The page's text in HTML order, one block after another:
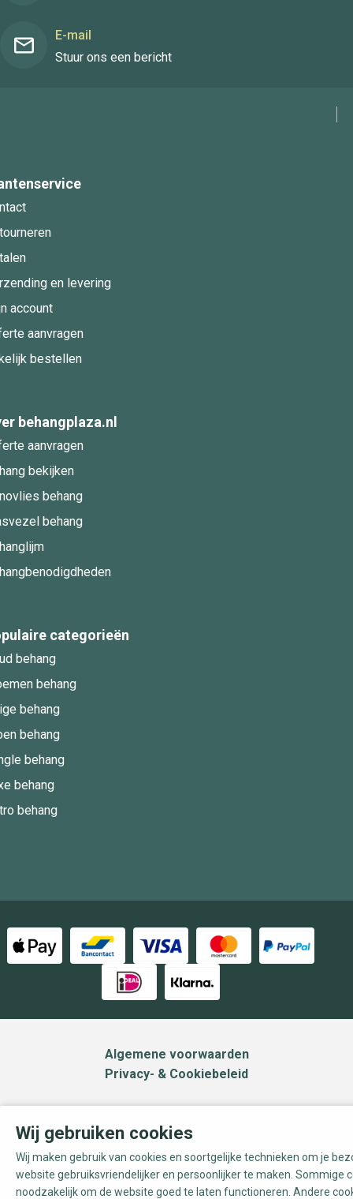
E-mail
Stuur ons een bericht
en levering
account
aanvragen
bestellen
behangplaza.nl
aanvragen
bekijken
behang
behang
categorieën
behang
behang
behang
behang
behang
behang
behang
Algemene voorwaarden
Privacy- & Cookiebeleid
Wij gebruiken cookies
Wij maken gebruik van cookies en soortgelijke technieken om je
website gebruiksvriendelijker en persoonlijker te maken. Sommige
noodzakelijk om de website goed te laten functioneren. Andere